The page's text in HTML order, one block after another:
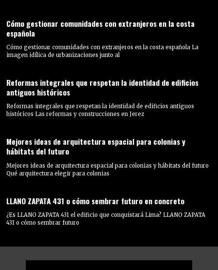
Cómo gestionar comunidades con extranjeros en la costa
española
Cómo gestionar comunidades con extranjeros en la costa española La
imagen idílica de urbanizaciones junto al
Reformas integrales que respetan la identidad de edificios
antiguos históricos
Reformas integrales que respetan la identidad de edificios antiguos
históricos Las reformas y construcciones en Jerez
Mejores ideas de arquitectura espacial para colonias y
hábitats del futuro
Mejores ideas de arquitectura espacial para colonias y hábitats del futuro
Qué arquitectura elegir para colonias
LLANO ZAPATA 431 o cómo sembrar futuro en concreto
¿Es LLANO ZAPATA 431 el edificio que conquistará Lima? LLANO ZAPATA
431 o cómo sembrar futuro